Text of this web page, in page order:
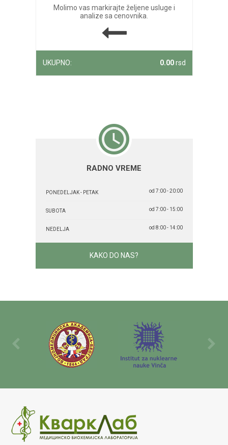
Molimo vas markirajte željene usluge i
analize sa cenovnika.
UKUPNO: 0.00rsd
RADNO VREME
PONEDELJAK - PETAK od 7:00 - 20:00
SUBOTA od 7:00 - 15:00
NEDELJA od 8:00 - 14:00
KAKO DO NAS?